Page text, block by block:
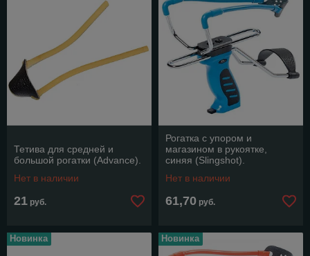
Тетива для средней и
большой рогатки (Advance).
Нет в наличии
21 руб.
Рогатка с упором и
магазином в рукоятке,
синяя (Slingshot).
Нет в наличии
61,70 руб.
Новинка Новинка